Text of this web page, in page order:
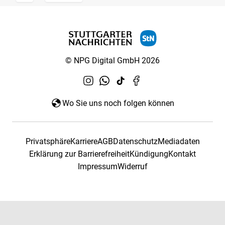
© NPG Digital GmbH 2026
Wo Sie uns noch folgen können
PrivatsphäreKarriereAGBDatenschutzMediadaten
Erklärung zur BarrierefreiheitKündigungKontakt
ImpressumWiderruf